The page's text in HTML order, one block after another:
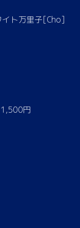
ト万里子[Cho]
円